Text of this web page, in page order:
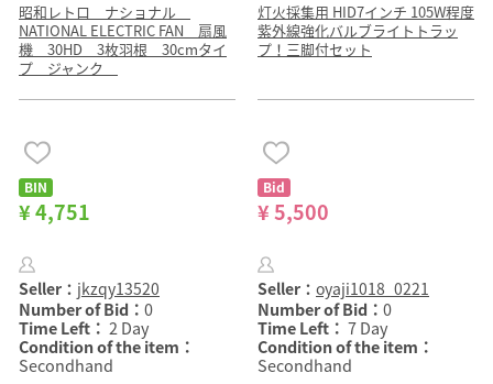
昭和レトロ ナショナル
NATIONAL ELECTRIC FAN 扇風
機 30HD 3枚羽根 30cmタイ
プ ジャンク
灯火採集用 HID7インチ 105W程度
紫外線強化バルブライトトラッ
プ！三脚付セット
BIN
¥ 4,751
Seller： jkzqy13520
Number of Bid： 0
Time Left： 2 Day
Condition of the item：
Secondhand
Bid
¥ 5,500
Seller： oyaji1018_0221
Number of Bid： 0
Time Left： 7 Day
Condition of the item：
Secondhand